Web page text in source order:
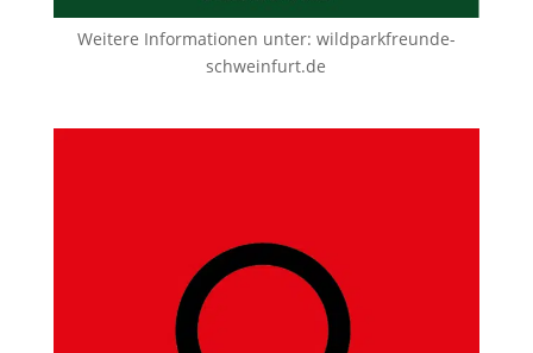
Weitere Informationen unter: wildparkfreunde-
schweinfurt.de